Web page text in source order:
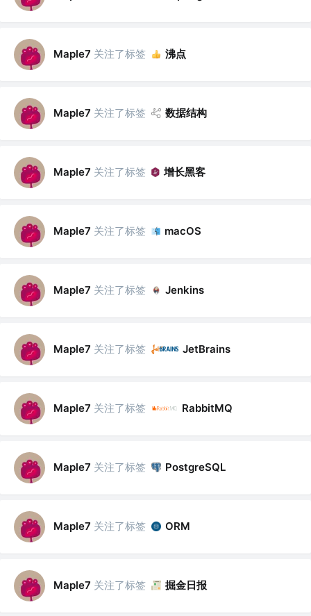
Maple7 关注了标签 沸点
Maple7 关注了标签 数据结构
Maple7 关注了标签 增长黑客
Maple7 关注了标签 macOS
Maple7 关注了标签 Jenkins
Maple7 关注了标签 JetBrains
Maple7 关注了标签 RabbitMQ
Maple7 关注了标签 PostgreSQL
Maple7 关注了标签 ORM
Maple7 关注了标签 掘金日报